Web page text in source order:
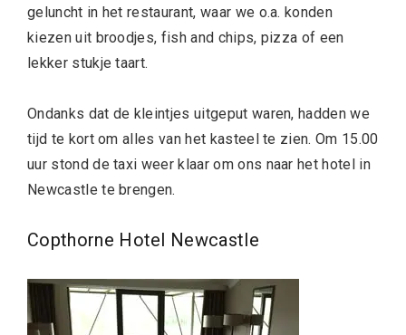
geluncht in het restaurant, waar we o.a. konden
kiezen uit broodjes, fish and chips, pizza of een
lekker stukje taart.
Ondanks dat de kleintjes uitgeput waren, hadden we
tijd te kort om alles van het kasteel te zien. Om 15.00
uur stond de taxi weer klaar om ons naar het hotel in
Newcastle te brengen.
Copthorne Hotel Newcastle